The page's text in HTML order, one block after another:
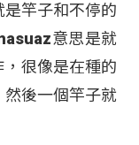
竿子和不停的
意思是就
很像是在種的
後一個竿子就